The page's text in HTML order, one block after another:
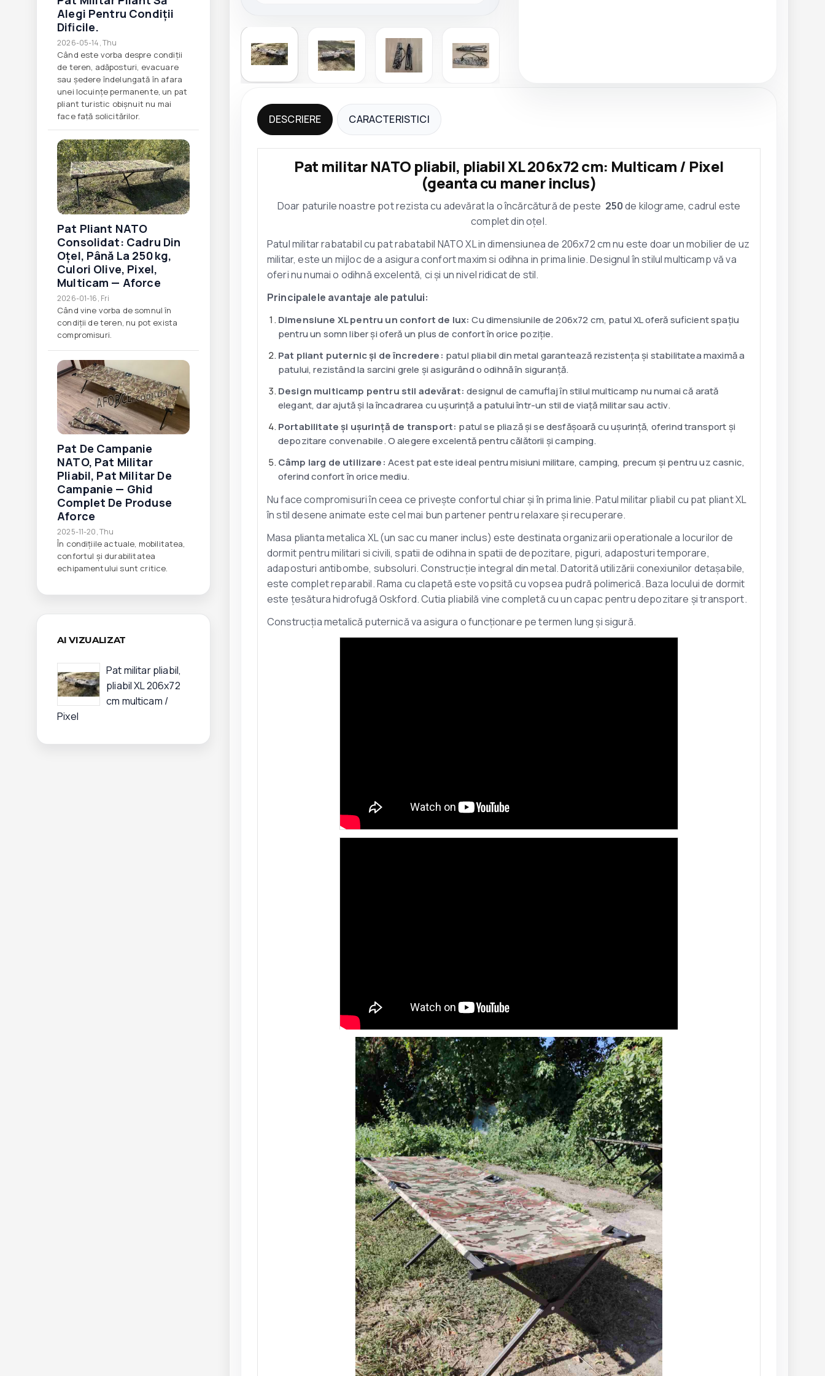
DESCRIERE CARACTERISTICI
Pat militar NATO pliabil, pliabil XL 206x72 cm: Multicam / Pixel
(geanta cu maner inclus)
Doar paturile noastre pot rezista cu adevărat la o încărcătură de peste 250de kilograme, cadrul este
complet din oțel.
Patul militar rabatabil cu pat rabatabil NATO XL in dimensiunea de 206x72 cm nu este doar un mobilier de uz
militar, este un mijloc de a asigura confort maxim si odihna in prima linie. Designul în stilul multicamp vă va
oferi nu numai o odihnă excelentă, ci și un nivel ridicat de stil.
Principalele avantaje ale patului:
Dimensiune XL pentru un confort de lux: Cu dimensiunile de 206x72 cm, patul XL oferă suficient spațiu
pentru un somn liber și oferă un plus de confort în orice poziție.
Pat pliant puternic și de încredere: patul pliabil din metal garantează rezistența și stabilitatea maximă a
patului, rezistând la sarcini grele și asigurând o odihnă în siguranță.
Design multicamp pentru stil adevărat: designul de camuflaj în stilul multicamp nu numai că arată
elegant, dar ajută și la încadrarea cu ușurință a patului într-un stil de viață militar sau activ.
Portabilitate și ușurință de transport: patul se pliază și se desfășoară cu ușurință, oferind transport și
depozitare convenabile. O alegere excelentă pentru călătorii și camping.
Câmp larg de utilizare: Acest pat este ideal pentru misiuni militare, camping, precum și pentru uz casnic,
oferind confort în orice mediu.
Nu face compromisuri în ceea ce privește confortul chiar și în prima linie. Patul militar pliabil cu pat pliant XL
în stil desene animate este cel mai bun partener pentru relaxare și recuperare.
Masa plianta metalica XL (un sac cu maner inclus) este destinata organizarii operationale a locurilor de
dormit pentru militari si civili, spatii de odihna in spatii de depozitare, piguri, adaposturi temporare,
adaposturi antibombe, subsoluri. Construcție integral din metal. Datorită utilizării conexiunilor detașabile,
este complet reparabil. Rama cu clapetă este vopsită cu vopsea pudră polimerică. Baza locului de dormit
este țesătura hidrofugă Oskford. Cutia pliabilă vine completă cu un capac pentru depozitare și transport.
Construcția metalică puternică va asigura o funcționare pe termen lung și sigură.
Alegi Pentru Condiții
Dificile.
2026-05-14, Thu
Când este vorba despre condiții
de teren, adăposturi, evacuare
sau ședere îndelungată în afara
unei locuințe permanente, un pat
pliant turistic obișnuit nu mai
face față solicitărilor.
Pat Pliant NATO
Consolidat: Cadru Din
Oțel, Până La 250 Kg,
Culori Olive, Pixel,
Multicam — Aforce
2026-01-16, Fri
Când vine vorba de somnul în
condiții de teren, nu pot exista
compromisuri.
Pat De Campanie
NATO, Pat Militar
Pliabil, Pat Militar De
Campanie — Ghid
Complet De Produse
Aforce
2025-11-20, Thu
În condițiile actuale, mobilitatea,
confortul și durabilitatea
echipamentului sunt critice.
AI VIZUALIZAT
Pat militar pliabil,
pliabil XL 206x72
cm multicam /
Pixel